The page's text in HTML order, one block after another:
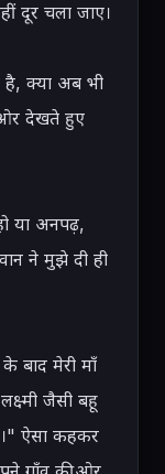
दूर चला जाए।
है, क्या अब भी
ओर देखते हुए
या अनपढ़,
ने मुझे दी ही
बाद मेरी माँ
जैसी बहू
ऐसा कहकर